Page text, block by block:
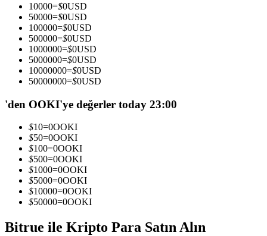
Kopya Tüccarı Olun
Kâr paylaşımı ve kopya ticaret komisyonlarının tadını çıkarın
Bilgi
10000=$0USD
50000=$0USD
100000=$0USD
500000=$0USD
1000000=$0USD
5000000=$0USD
10000000=$0USD
50000000=$0USD
'den OOKI'ye değerler today 23:00
$10=0OOKI
$50=0OOKI
$100=0OOKI
$500=0OOKI
$1000=0OOKI
$5000=0OOKI
$10000=0OOKI
$50000=0OOKI
Bitrue ile Kripto Para Satın Alın